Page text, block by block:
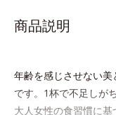
商品説明
年齢を感じさせない
です。1杯で不足しが
大人女性の食習慣に